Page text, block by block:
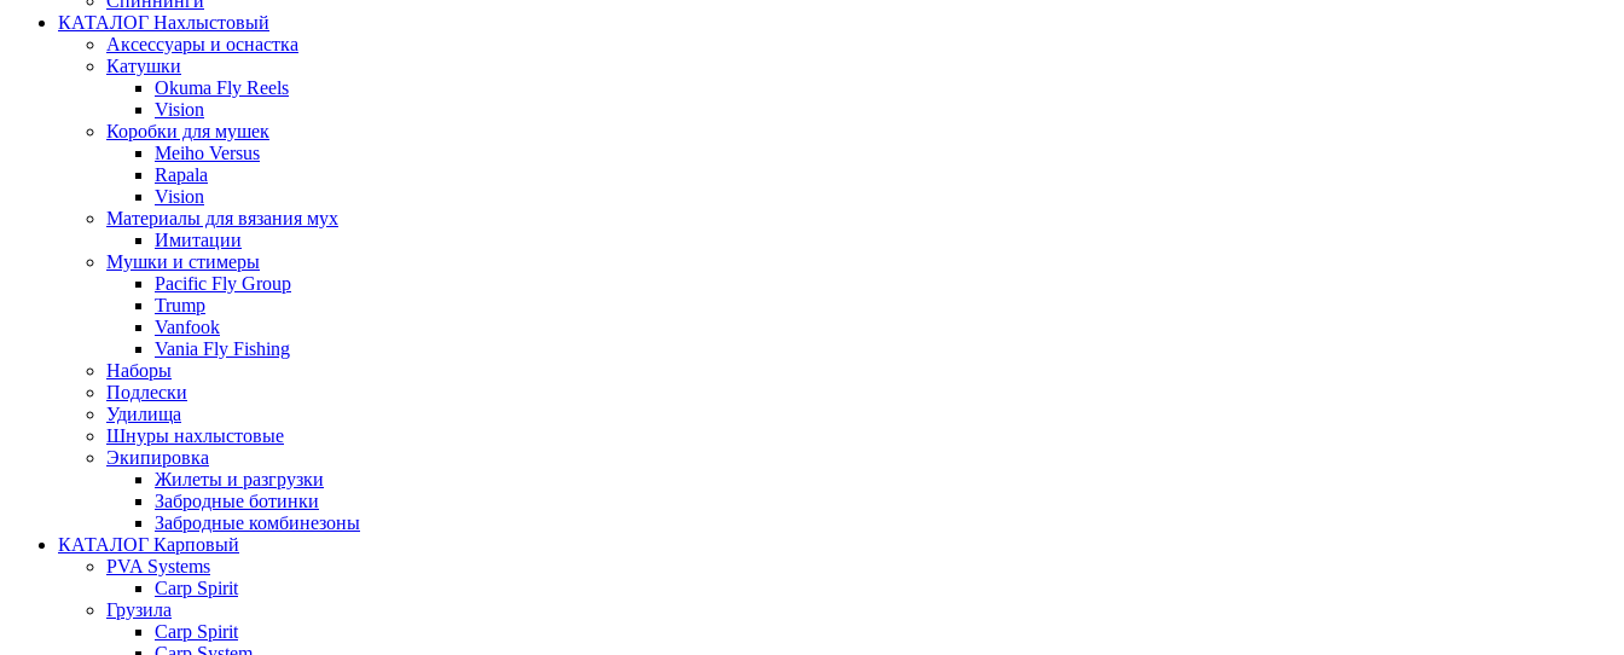
КАТАЛОГ Нахлыстовый
Аксессуары и оснастка
Катушки
Okuma Fly Reels
Vision
Коробки для мушек
Meiho Versus
Rapala
Vision
Материалы для вязания мух
Имитации
Мушки и стимеры
Pacific Fly Group
Trump
Vanfook
Vania Fly Fishing
Наборы
Подлески
Удилища
Шнуры нахлыстовые
Экипировка
Жилеты и разгрузки
Забродные ботинки
Забродные комбинезоны
КАТАЛОГ Карповый
PVA Systems
Carp Spirit
Грузила
Carp Spirit